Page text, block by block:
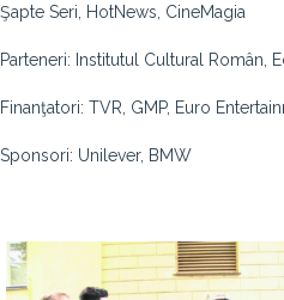
Şapte Seri, HotNews, CineMagia
Parteneri: Institutul Cultural Român,
Finanţatori: TVR, GMP, Euro
Sponsori: Unilever, BMW